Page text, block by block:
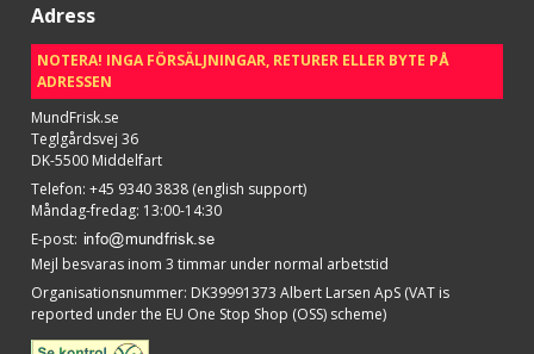
Adress
NOTERA! INGA FÖRSÄLJNINGAR, RETURER ELLER BYTE PÅ
ADRESSEN
MundFrisk.se
Teglgårdsvej 36
DK-5500 Middelfart
Telefon: +45 9340 3838 (english support)
Måndag-fredag: 13:00-14:30
E-post:
Mejl besvaras inom 3 timmar under normal arbetstid
Organisationsnummer: DK39991373 Albert Larsen ApS (VAT is
reported under the EU One Stop Shop (OSS) scheme)